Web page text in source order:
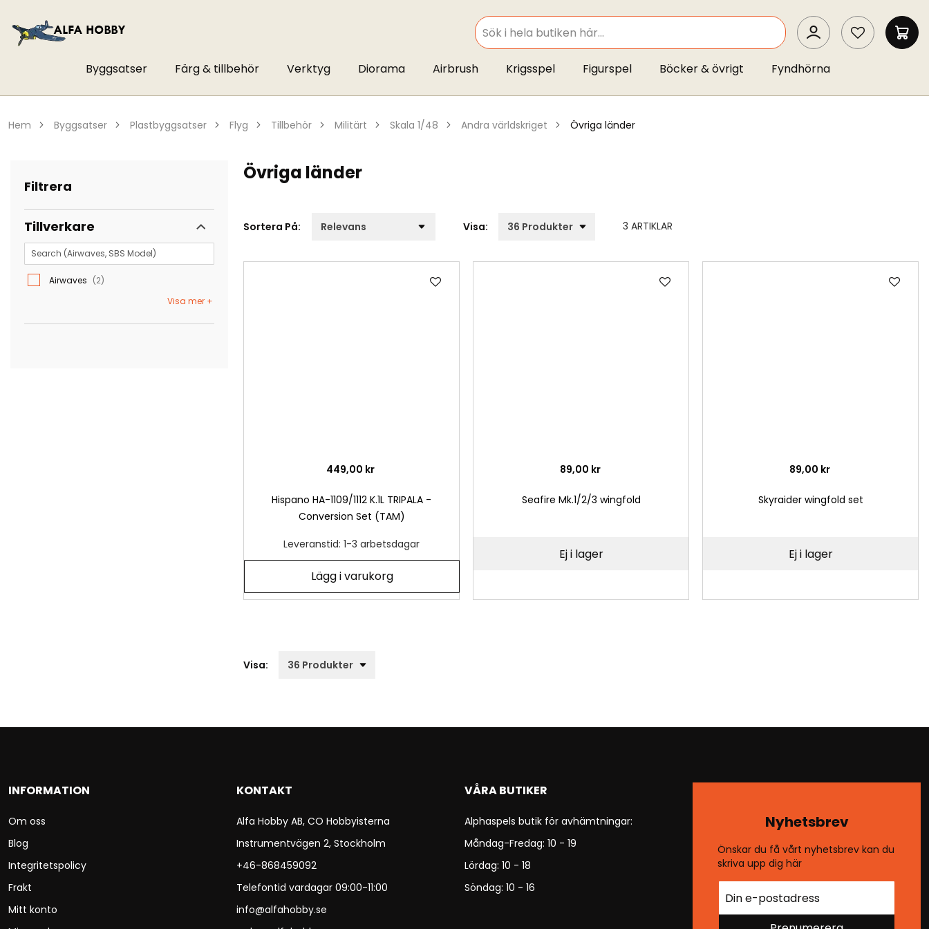
SEARCH
SEARCH
MIN
Byggsatser Färg & tillbehör Verktyg Diorama Airbrush Krigsspel Figurspel Böcker & övrigt Fyndhörna
hem byggsatser plastbyggsatser flyg tillbehör militärt skala 1/48 andra världskriget övriga länder
Övriga länder
Sortera På: Visa: 3 ARTIKLAR
449,00 kr
Hispano HA-1109/1112 K.1L TRIPALA -
Conversion Set (TAM)
Leveranstid: 1-3 arbetsdagar
Lägg i varukorg
89,00 kr
Seafire Mk.1/2/3 wingfold
Ej i lager
89,00 kr
Skyraider wingfold set
Ej i lager
Visa:
Filtrera
Tillverkare
Airwaves
2
Visa mer
INFORMATION
Om oss
Blog
Integritetspolicy
Frakt
Mitt konto
KONTAKT
Alfa Hobby AB, CO Hobbyisterna
Instrumentvägen 2, Stockholm
+46-868459092
Telefontid vardagar 09:00-11:00
info@alfahobby.se
VÅRA BUTIKER
Alphaspels butik för avhämtningar:
Måndag-Fredag: 10 - 19
Lördag: 10 - 18
Söndag: 10 - 16
Nyhetsbrev
Önskar du få vårt nyhetsbrev kan du
skriva upp dig här